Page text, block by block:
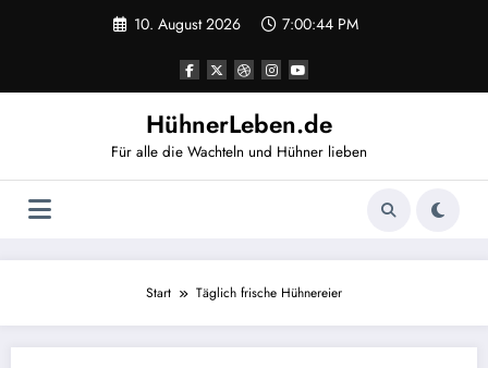
10. August 2026 7:00:44 PM
HühnerLeben.de
Für alle die Wachteln und Hühner lieben
Start Täglich frische Hühnereier